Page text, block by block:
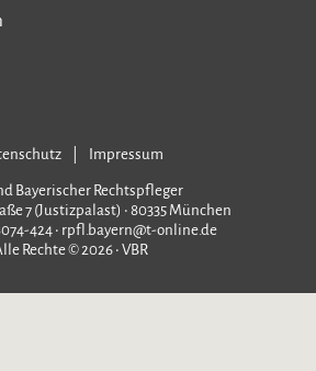
Impressum
Bayerischer Rechtspfleger
7 (Justizpalast) • 80335 München
424 • rpfl.bayern@t-online.de
Rechte © 2026 • VBR